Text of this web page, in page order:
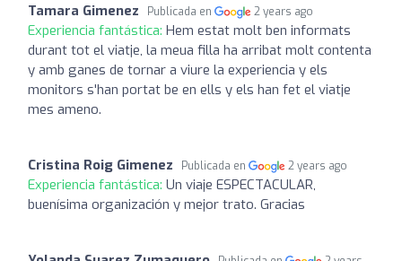
Tamara Gimenez Publicada en 2 years ago
Experiencia fantástica: Hem estat molt ben informats
durant tot el viatje, la meua filla ha arribat molt contenta
y amb ganes de tornar a viure la experiencia y els
monitors s'han portat be en ells y els han fet el viatje
mes ameno.
Cristina Roig Gimenez Publicada en 2 years ago
Experiencia fantástica: Un viaje ESPECTACULAR,
buenísima organización y mejor trato. Gracias